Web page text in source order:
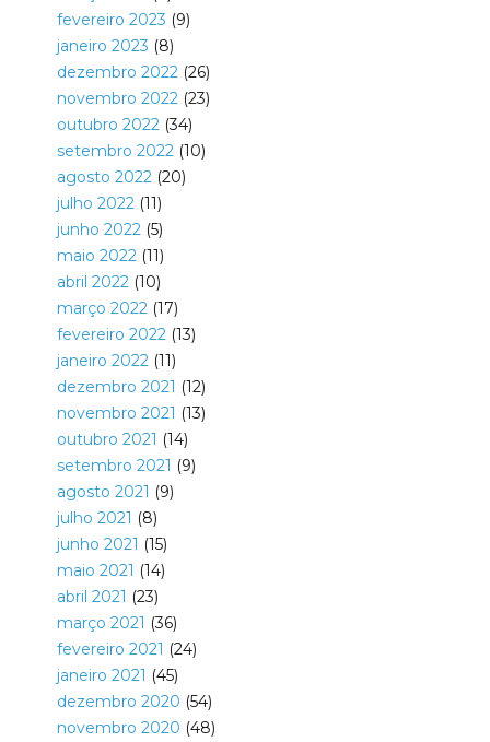
fevereiro 2023 (9)
janeiro 2023 (8)
dezembro 2022(26)
novembro 2022(23)
outubro 2022(34)
setembro 2022(10)
agosto 2022(20)
julho 2022(11)
junho 2022(5)
maio 2022(11)
abril 2022(10)
março 2022(17)
fevereiro 2022(13)
janeiro 2022(11)
dezembro 2021 (12)
novembro 2021 (13)
outubro 2021 (14)
setembro 2021 (9)
agosto 2021 (9)
julho 2021 (8)
junho 2021 (15)
maio 2021 (14)
abril 2021 (23)
março 2021 (36)
fevereiro 2021 (24)
janeiro 2021 (45)
dezembro 2020 (54)
novembro 2020 (48)